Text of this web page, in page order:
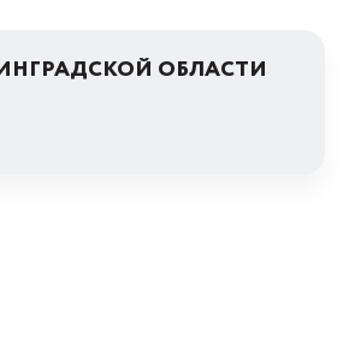
ОБЛАСТИ